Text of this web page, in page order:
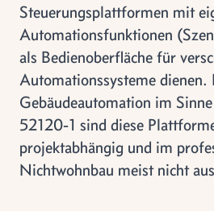
Steuerungsplattformen mit
Automationsfunktionen
als Bedienoberfläche für
Automationssysteme dienen.
Gebäudeautomation im
52120-1 sind diese
projektabhängig und im
Nichtwohnbau meist nicht